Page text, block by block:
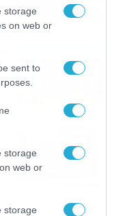
storage
on web or
sent to
storage
web or
storage